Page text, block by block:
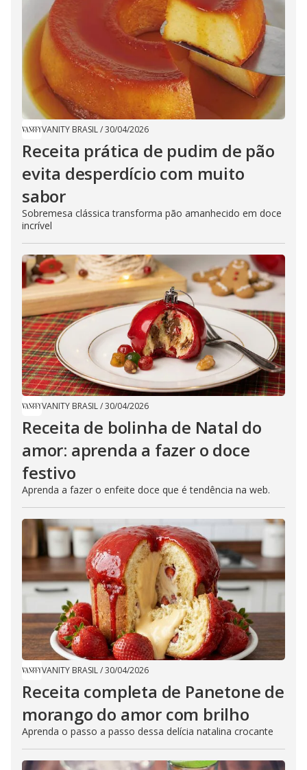
VANITY BRASIL/30/04/2026
Receita prática de pudim de pão
evita desperdício com muito
sabor
Sobremesa clássica transforma pão amanhecido em doce
incrível
VANITY BRASIL/30/04/2026
​Receita de bolinha de Natal do
amor: aprenda a fazer o doce
festivo
Aprenda a fazer o enfeite doce que é tendência na web.
VANITY BRASIL/30/04/2026
Receita completa de Panetone de
morango do amor com brilho
Aprenda o passo a passo dessa delícia natalina crocante